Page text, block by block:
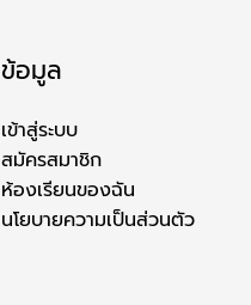
ข้อมูล
เข้าสู่ระบบ
สมัครสมาชิก
ห้องเรียนของฉัน
นโยบายความเป็นส่วนตัว